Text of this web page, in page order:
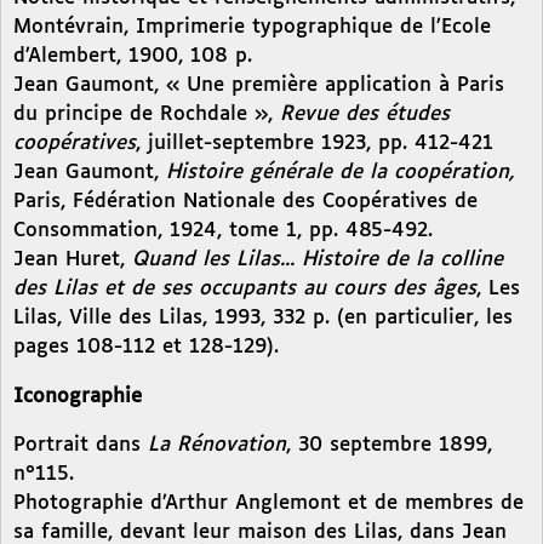
Montévrain, Imprimerie typographique de l’Ecole
d’Alembert, 1900, 108 p.
Jean Gaumont, « Une première application à Paris
du principe de Rochdale », Revue des études
coopératives, juillet-septembre 1923, pp. 412-421
Jean Gaumont, Histoire générale de la coopération,
Paris, Fédération Nationale des Coopératives de
Consommation, 1924, tome 1, pp. 485-492.
Jean Huret, Quand les Lilas... Histoire de la colline
des Lilas et de ses occupants au cours des âges, Les
Lilas, Ville des Lilas, 1993, 332 p. (en particulier, les
pages 108-112 et 128-129).
Iconographie
Portrait dans La Rénovation, 30 septembre 1899,
n°115.
Photographie d’Arthur Anglemont et de membres de
sa famille, devant leur maison des Lilas, dans Jean